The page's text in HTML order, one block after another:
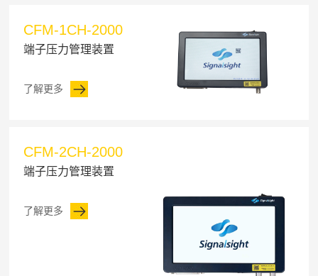
CFM-1CH-2000
端子压力管理装置
了解更多
CFM-2CH-2000
端子压力管理装置
了解更多